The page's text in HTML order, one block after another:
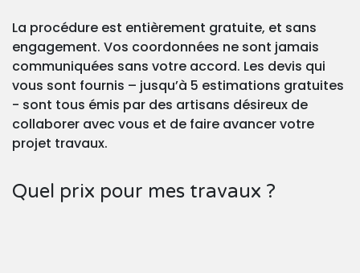
La procédure est entièrement gratuite, et sans
engagement. Vos coordonnées ne sont jamais
communiquées sans votre accord. Les devis qui
vous sont fournis – jusqu’à 5 estimations gratuites
- sont tous émis par des artisans désireux de
collaborer avec vous et de faire avancer votre
projet travaux.
Quel prix pour mes travaux ?